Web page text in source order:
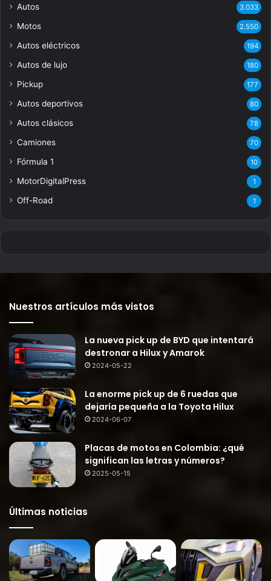
Autos 3.033
Motos 2.550
Autos eléctricos 194
Autos de lujo 180
Pickup 177
Autos deportivos 80
Autos clásicos 78
Camiones 70
Fórmula 1 10
MotorDigitalPress 1
Off-Road 1
Nuestros artículos más vistos
La nueva pick up de BYD que intentará
destronar a Hilux y Amarok
2024-05-22
La enorme pick up de 6 ruedas que
dejaría pequeña a la Toyota Hilux
2024-06-07
Placas de motos en Colombia: ¿qué
significan las letras y números?
2025-05-15
Últimas noticias